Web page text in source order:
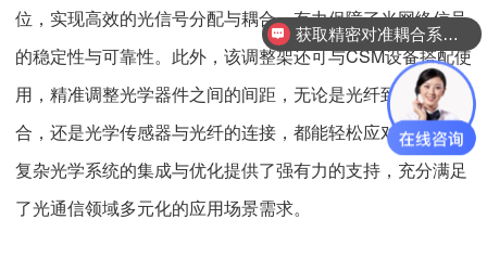
位，实现高效的光信号分配与耦合，有力保障了光网络信号
的稳定性与可靠性。此外，该调整架还可与CSM设备搭配使
用，精准调整光学器件之间的间距，无论是光纤到芯片的耦
合，还是光学传感器与光纤的连接，都能轻松应对，为各种
复杂光学系统的集成与优化提供了强有力的支持，充分满足
了光通信领域多元化的应用场景需求。
获取精密对准耦合系统技术方案